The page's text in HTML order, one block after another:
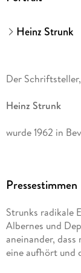
Heinz Strunk
Der
Heinz Strunk
wurde 1962 in
hat er 16 weitere
Der goldene
stand
im Wettbewerb
Pressestimmen
Strunks radikale
Albernes und
aneinander, dass
eine aufhört und